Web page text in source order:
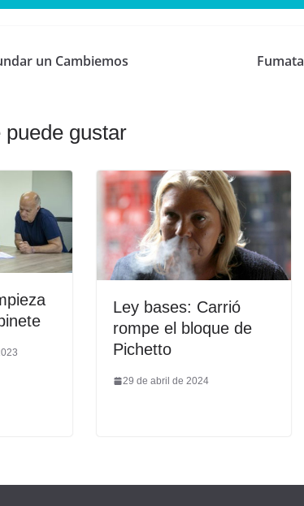
un Cambiemos
puede gustar
Ley bases: Carrió
rompe el bloque de
Pichetto
29 de abril de 2024